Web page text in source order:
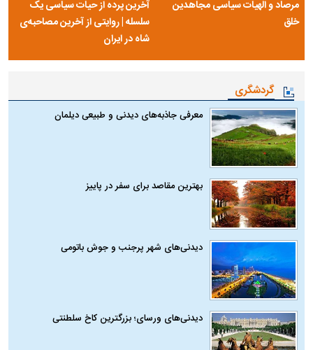
مرصاد و الهیات سیاسی مجاهدین
خلق
آخرین پرده از حیات سیاسی یک
سلسله | روایتی از آخرین مصاحبه‌ی
شاه در ایران
گردشگری
معرفی جاذبه‌های دیدنی و طبیعی دیلمان
بهترین مقاصد برای سفر در پاییز
دیدنی‌های شهر پرجنب و جوش باتومی
دیدنی‌های ورسای؛ بزرگترین کاخ سلطنتی